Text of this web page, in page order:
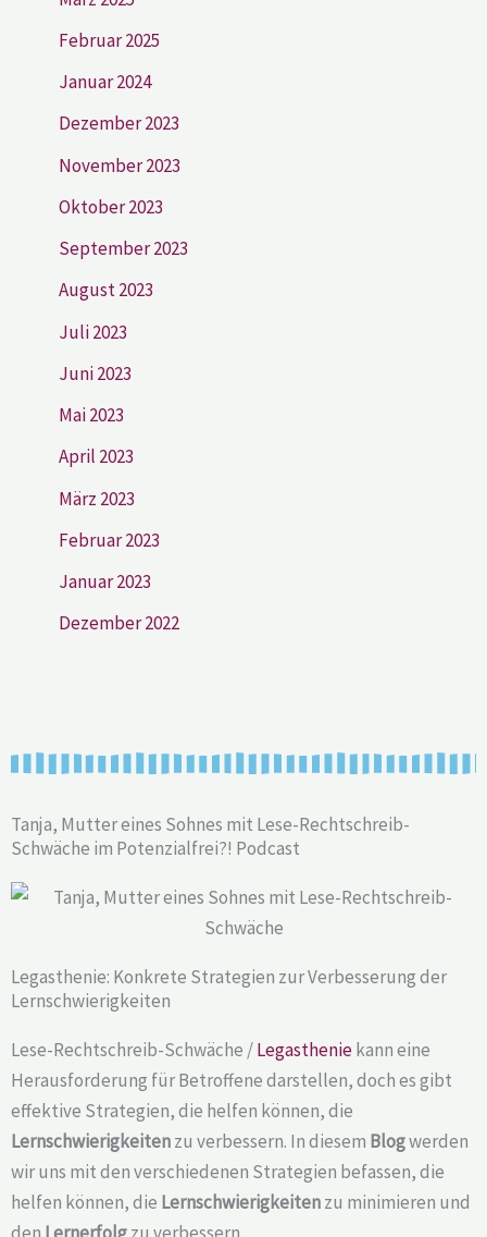
Februar 2025
Januar 2024
Dezember 2023
November 2023
Oktober 2023
September 2023
August 2023
Juli 2023
Juni 2023
Mai 2023
April 2023
März 2023
Februar 2023
Januar 2023
Dezember 2022
Tanja, Mutter eines Sohnes mit Lese-Rechtschreib-
Schwäche im Potenzialfrei?! Podcast
Legasthenie: Konkrete Strategien zur Verbesserung der
Lernschwierigkeiten
Lese-Rechtschreib-Schwäche /Legastheniekann eine
Herausforderung für Betroffene darstellen, doch es gibt
effektive Strategien, die helfen können, die
Lernschwierigkeitenzu verbessern. In diesem Blogwerden
wir uns mit den verschiedenen Strategien befassen, die
helfen können, die Lernschwierigkeitenzu minimieren und